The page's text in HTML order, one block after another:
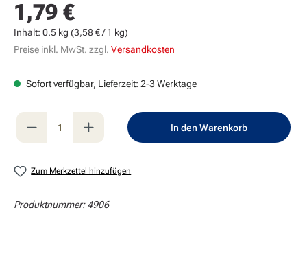
Regulärer Preis:
1,79 €
Inhalt: 0.5 kg (3,58 € / 1 kg)
Preise inkl. MwSt. zzgl. Versandkosten
Sofort verfügbar, Lieferzeit: 2-3 Werktage
Produkt Anzahl: Gib den gewünschten
In den Warenkorb
Zum Merkzettel hinzufügen
Produktnummer:4906